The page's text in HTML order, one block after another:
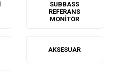
SUBBASS
REFERANS
MONITÖR
AKSESUAR